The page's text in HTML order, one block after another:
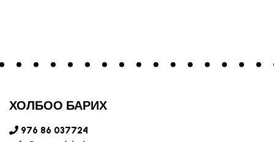
ХОЛБОО БАРИХ
976 86 037724